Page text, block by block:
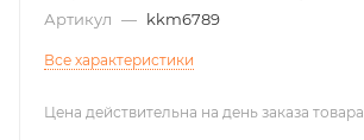
Артикул — kkm6789
Все характеристики
Цена действительна на день заказа товара